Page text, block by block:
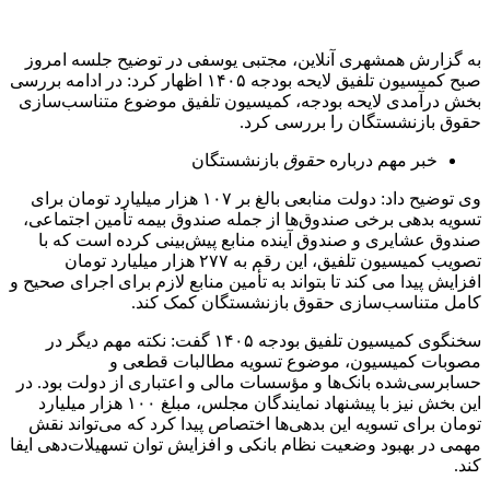
به گزارش همشهری آنلاین، مجتبی یوسفی در توضیح جلسه امروز
صبح کمیسیون تلفیق لایحه بودجه ۱۴۰۵ اظهار کرد: در ادامه بررسی
بخش درآمدی لایحه بودجه، کمیسیون تلفیق موضوع متناسب‌سازی
حقوق بازنشستگان را بررسی کرد.
خبر مهم درباره حقوق بازنشستگان
وی توضیح داد: دولت منابعی بالغ بر ۱۰۷ هزار میلیارد تومان برای
تسویه بدهی برخی صندوق‌ها از جمله صندوق بیمه تأمین اجتماعی،
صندوق عشایری و صندوق آینده منابع پیش‌بینی کرده است که با
تصویب کمیسیون تلفیق، این رقم به ۲۷۷ هزار میلیارد تومان
افزایش پیدا می کند تا بتواند به تأمین منابع لازم برای اجرای صحیح و
کامل متناسب‌سازی حقوق بازنشستگان کمک کند.
سخنگوی کمیسیون تلفیق بودجه ۱۴۰۵ گفت: نکته مهم دیگر در
مصوبات کمیسیون، موضوع تسویه مطالبات قطعی و
حسابرسی‌شده بانک‌ها و مؤسسات مالی و اعتباری از دولت بود. در
این بخش نیز با پیشنهاد نمایندگان مجلس، مبلغ ۱۰۰ هزار میلیارد
تومان برای تسویه این بدهی‌ها اختصاص پیدا کرد که می‌تواند نقش
مهمی در بهبود وضعیت نظام بانکی و افزایش توان تسهیلات‌دهی ایفا
کند.